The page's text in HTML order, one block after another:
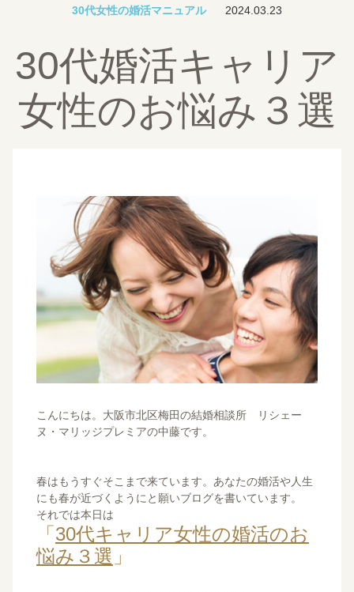
30代女性の婚活マニュアル 2024.03.23
30代婚活キャリア
女性のお悩み３選
こんにちは。大阪市北区梅田の結婚相談所 リシェー
ヌ・マリッジプレミアの中藤です。
春はもうすぐそこまで来ています。あなたの婚活や人生
にも春が近づくようにと願いブログを書いています。
それでは本日は
「 30代キャリア女性の婚活のお
悩み３選 」